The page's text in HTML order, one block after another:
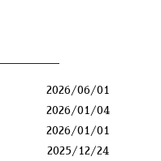
2026/06/01
2026/01/04
2026/01/01
2025/12/24